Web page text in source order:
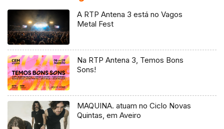
A RTP Antena 3 está no Vagos
Metal Fest
Na RTP Antena 3, Temos Bons
Sons!
MAQUINA. atuam no Ciclo Novas
Quintas, em Aveiro